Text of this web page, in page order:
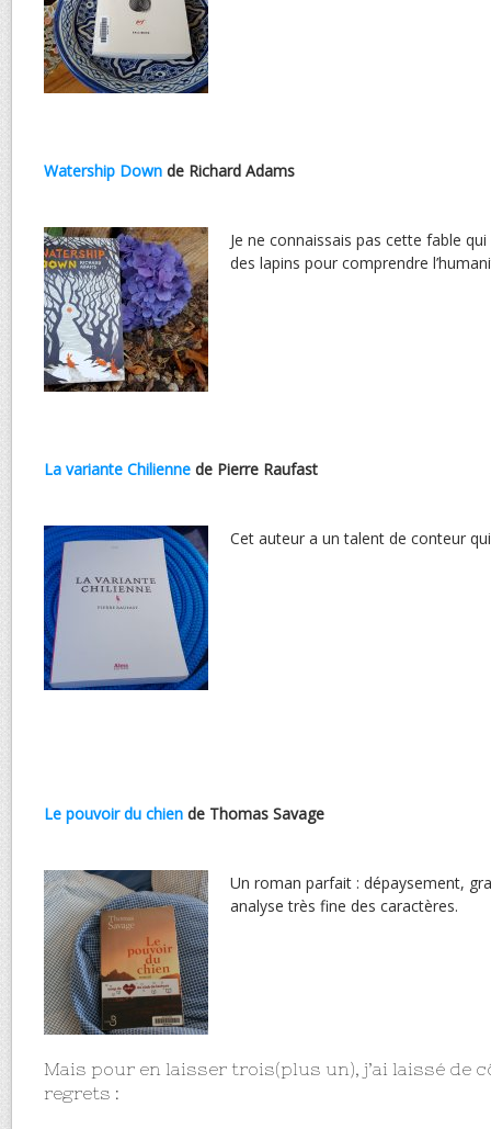
Watership Down de Richard Adams
Je ne connaissais pas cette fable
des lapins pour comprendre
La variante Chilienne de Pierre Raufast
Cet auteur a un talent de conteur
Le pouvoir du chien de Thomas Savage
Un roman parfait : dépaysement,
analyse très fine des caractères.
Mais pour en laisser trois(plus un), j’ai laissé de
regrets :